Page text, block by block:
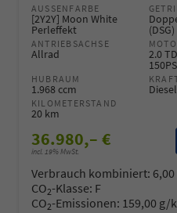
AUSSENFARBE
[2Y2Y] Moon White
Perleffekt (DSG)
ANTRIEBSACHSE
Allrad 2.0
150PS
HUBRAUM
1.968 ccm Diesel
KILOMETERSTAND
20 km
36.980,– €
incl. 19% MwSt.
Verbrauch kombiniert:
CO2-Klasse: F
CO2-Emissionen: 159,00 g/